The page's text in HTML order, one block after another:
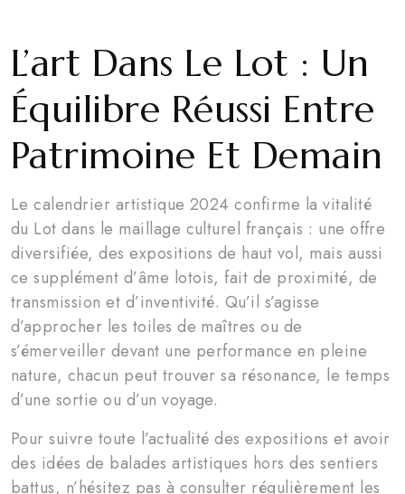
L’art Dans Le Lot : Un
Équilibre Réussi Entre
Patrimoine Et Demain
Le calendrier artistique 2024 confirme la vitalité
du Lot dans le maillage culturel français : une offre
diversifiée, des expositions de haut vol, mais aussi
ce supplément d’âme lotois, fait de proximité, de
transmission et d’inventivité. Qu’il s’agisse
d’approcher les toiles de maîtres ou de
s’émerveiller devant une performance en pleine
nature, chacun peut trouver sa résonance, le temps
d’une sortie ou d’un voyage.
Pour suivre toute l’actualité des expositions et avoir
des idées de balades artistiques hors des sentiers
battus, n’hésitez pas à consulter régulièrement les